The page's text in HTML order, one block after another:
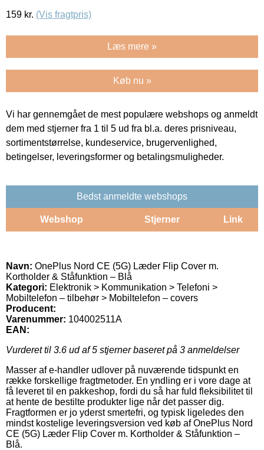
159 kr. (Vis fragtpris)
Læs mere »
Køb nu »
Vi har gennemgået de mest populære webshops og anmeldt
dem med stjerner fra 1 til 5 ud fra bl.a. deres prisniveau,
sortimentstørrelse, kundeservice, brugervenlighed,
betingelser, leveringsformer og betalingsmuligheder.
Bedst anmeldte webshops
Webshop Stjerner Link
Navn: OnePlus Nord CE (5G) Læder Flip Cover m.
Kortholder & Ståfunktion – Blå
Kategori: Elektronik > Kommunikation > Telefoni >
Mobiltelefon – tilbehør > Mobiltelefon – covers
Producent:
Varenummer: 104002511A
EAN:
Vurderet til 3.6 ud af 5 stjerner baseret på 3 anmeldelser
Masser af e-handler udlover på nuværende tidspunkt en
række forskellige fragtmetoder. En yndling er i vore dage at
få leveret til en pakkeshop, fordi du så har fuld fleksibilitet til
at hente de bestilte produkter lige når det passer dig.
Fragtformen er jo yderst smertefri, og typisk ligeledes den
mindst kostelige leveringsversion ved køb af OnePlus Nord
CE (5G) Læder Flip Cover m. Kortholder & Ståfunktion –
Blå.